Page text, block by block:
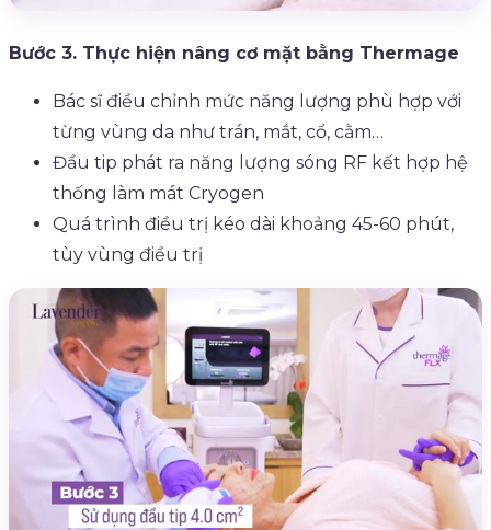
Bước 3. Thực hiện nâng cơ mặt bằng Thermage
Bác sĩ điều chỉnh mức năng lượng phù hợp với
từng vùng da như trán, mắt, cổ, cằm…
Đầu tip phát ra năng lượng sóng RF kết hợp hệ
thống làm mát Cryogen
Quá trình điều trị kéo dài khoảng 45-60 phút,
tùy vùng điều trị